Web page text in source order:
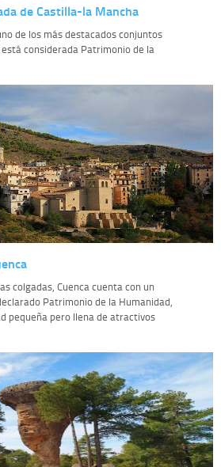
de Castilla-la Mancha
de los más destacados conjuntos
considerada Patrimonio de la
colgadas, Cuenca cuenta con un
Patrimonio de la Humanidad,
pequeña pero llena de atractivos